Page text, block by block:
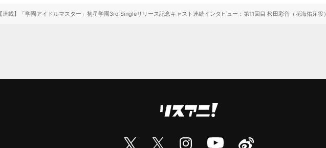
【連載】「学園アイドルマスター」初星学園3rd Singleリリース記念キャスト連続インタビュー：第11回目 松田彩音（花海佑芽役）